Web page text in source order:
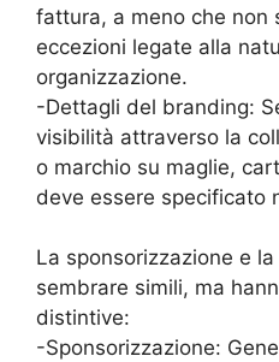
fattura, a meno che non
eccezioni legate alla
organizzazione.
-Dettagli del branding:
visibilità attraverso la
o marchio su maglie,
deve essere specificato
La sponsorizzazione e
sembrare simili, ma
distintive:
-Sponsorizzazione: